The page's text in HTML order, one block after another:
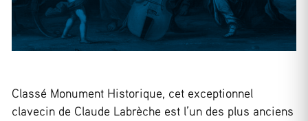
Classé Monument Historique, cet exceptionnel
clavecin de Claude Labrèche est l’un des plus anciens